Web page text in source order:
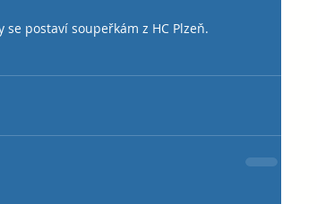
se postaví soupeřkám z HC Plzeň.